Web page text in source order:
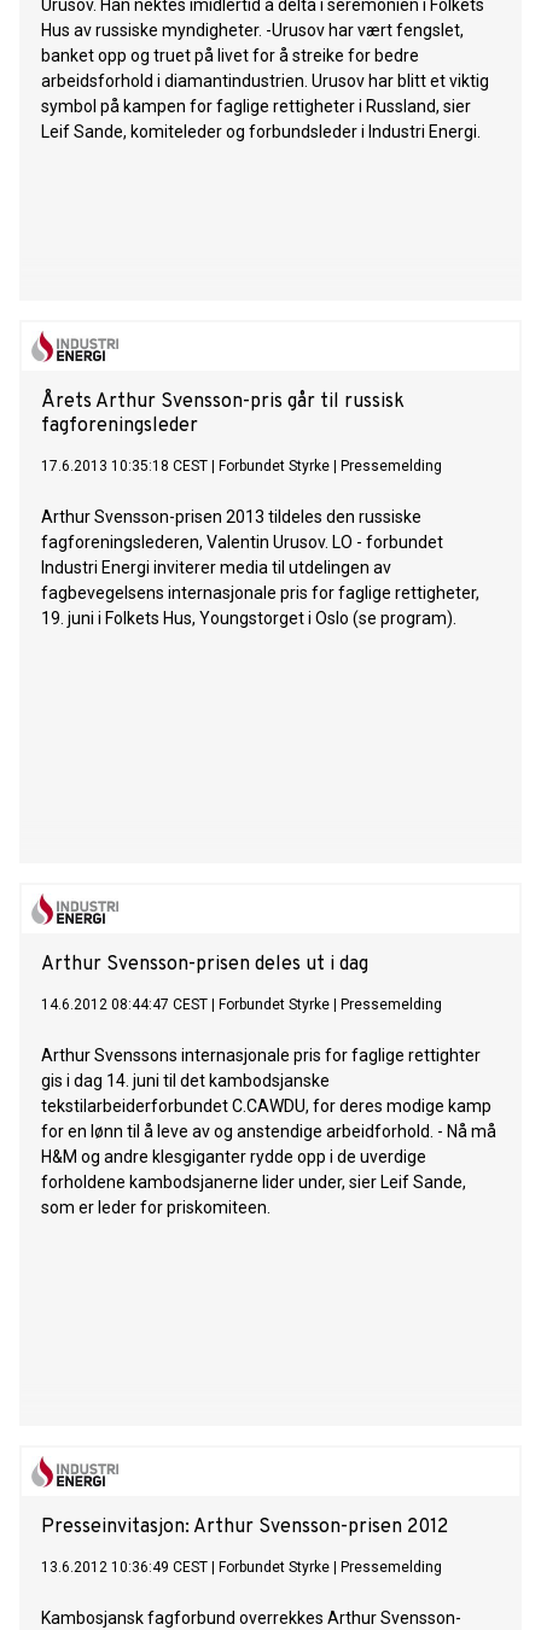
Urusov. Han nektes imidlertid å delta i seremonien i Folkets
Hus av russiske myndigheter. -Urusov har vært fengslet,
banket opp og truet på livet for å streike for bedre
arbeidsforhold i diamantindustrien. Urusov har blitt et viktig
symbol på kampen for faglige rettigheter i Russland, sier
Leif Sande, komiteleder og forbundsleder i Industri Energi.
Årets Arthur Svensson-pris går til russisk
fagforeningsleder
17.6.2013 10:35:18 CEST Forbundet Styrke Pressemelding
Arthur Svensson-prisen 2013 tildeles den russiske
fagforeningslederen, Valentin Urusov. LO - forbundet
Industri Energi inviterer media til utdelingen av
fagbevegelsens internasjonale pris for faglige rettigheter,
19. juni i Folkets Hus, Youngstorget i Oslo (se program).
Arthur Svensson-prisen deles ut i dag
14.6.2012 08:44:47 CEST Forbundet Styrke Pressemelding
Arthur Svenssons internasjonale pris for faglige rettighter
gis i dag 14. juni til det kambodsjanske
tekstilarbeiderforbundet C.CAWDU, for deres modige kamp
for en lønn til å leve av og anstendige arbeidforhold. - Nå må
H&M og andre klesgiganter rydde opp i de uverdige
forholdene kambodsjanerne lider under, sier Leif Sande,
som er leder for priskomiteen.
Presseinvitasjon: Arthur Svensson-prisen 2012
13.6.2012 10:36:49 CEST Forbundet Styrke Pressemelding
Kambosjansk fagforbund overrekkes Arthur Svensson-